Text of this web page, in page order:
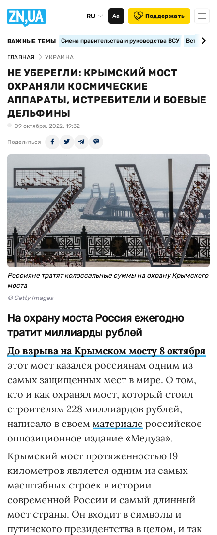
RU Аа Поддержать
ВАЖНЫЕ ТЕМЫ Смена правительства и руководства ВСУ
ГЛАВНАЯ УКРАИНА
НЕ УБЕРЕГЛИ: КРЫМСКИЙ МОСТ
ОХРАНЯЛИ КОСМИЧЕСКИЕ
АППАРАТЫ, ИСТРЕБИТЕЛИ И БОЕВЫЕ
ДЕЛЬФИНЫ
09 октября, 2022, 19:32
Поделиться
Россияне тратят колоссальные суммы на охрану Крымского
моста
© Getty Images
На охрану моста Россия ежегодно
тратит миллиарды рублей
До взрыва на Крымском мосту 8 октября
этот мост казался россиянам одним из
самых защищенных мест в мире. О том,
кто и как охранял мост, который стоил
строителям 228 миллиардов рублей,
написало в своем материале российское
оппозиционное издание «Медуза».
Крымский мост протяженностью 19
километров является одним из самых
масштабных строек в истории
современной России и самый длинный
мост страны. Он входит в символы и
путинского президентства в целом, и так